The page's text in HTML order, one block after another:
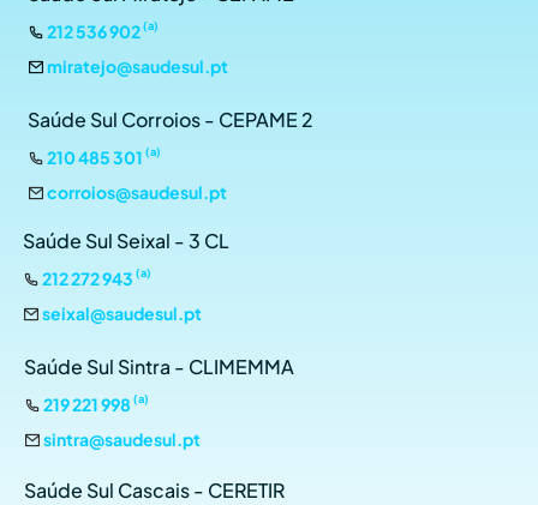
212 536 902(a)
miratejo@saudesul.pt
Saúde Sul Corroios - CEPAME 2
210 485 301 (a)
corroios@saudesul.pt
Saúde Sul Seixal - 3 CL
212 272 943 (a)
seixal@saudesul.pt
Saúde Sul Sintra - CLIMEMMA
219 221 998 (a)
sintra@saudesul.pt
Saúde Sul Cascais - CERETIR